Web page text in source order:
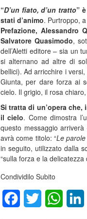
“D’un fiato, d’un tratto”
stati d’animo. Purtroppo,
Prefazione, Alessandro
Salvatore Quasimodo,
dell’Aletti editore – sia un
si alternano ad altre di
bellici). Ad arricchire i
Giunta, per dare forza ai
cielo. Il grigio, il rosa
Si tratta di un’opera
il cielo. Come dimostra
questo messaggio
avrà come titolo: “Le
in seguito, utilizzato dalla
“sulla forza e la
Condividilo Subito
FacebookTwitter